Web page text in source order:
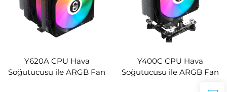
Y620A CPU Hava
Soğutucusu ile ARGB Fan
Y400C CPU Hava
Soğutucusu ile ARGB Fan